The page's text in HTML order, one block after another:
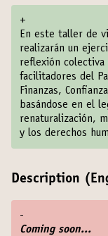
+
En este taller de
realizarán un
reflexión
facilitadores del
Finanzas,
basándose en el
renaturalización,
y los derechos
Description
-
Coming soon...